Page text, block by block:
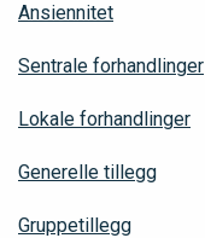
Ansiennitet
Sentrale forhandlinger
Lokale forhandlinger
Generelle tillegg
Gruppetillegg